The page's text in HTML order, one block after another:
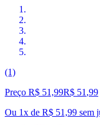
(1)
Preço R$ 51,99R$ 51 ,99
Ou 1x de R$ 51,99 sem